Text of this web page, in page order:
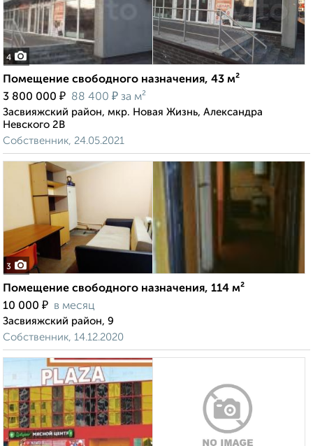
4
Помещение свободного назначения, 43 м²
3 800 000 ₽ 88 400 ₽ за м²
Засвияжский район, мкр. Новая Жизнь, Александра
Невского 2В
Собственник, 24.05.2021
3
Помещение свободного назначения, 114 м²
10 000 ₽ в месяц
Засвияжский район, 9
Собственник, 14.12.2020